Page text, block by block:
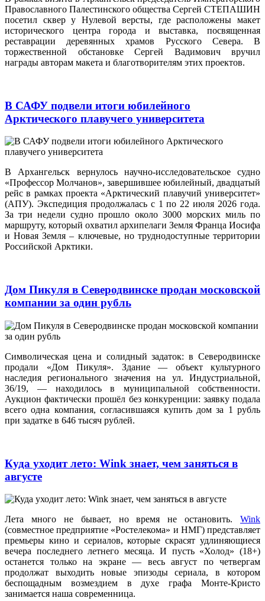
Православного Палестинского общества Сергей СТЕПАШИН
посетил сквер у Нулевой версты, где расположены макет
исторического центра города и выставка, посвященная
реставрации деревянных храмов Русского Севера. В
торжественной обстановке Сергей Вадимович вручил
награды авторам макета и благотворителям этих проектов.
В САФУ подвели итоги юбилейного
Арктического плавучего университета
В Архангельск вернулось научно-исследовательское судно
«Профессор Молчанов», завершившее юбилейный, двадцатый
рейс в рамках проекта «Арктический плавучий университет»
(АПУ). Экспедиция продолжалась с 1 по 22 июля 2026 года.
За три недели судно прошло около 3000 морских миль по
маршруту, который охватил архипелаги Земля Франца Иосифа
и Новая Земля – ключевые, но труднодоступные территории
Российской Арктики.
Дом Пикуля в Северодвинске продан московской
компании за один рубль
Символическая цена и солидный задаток: в Северодвинске
продали «Дом Пикуля». Здание — объект культурного
наследия регионального значения на ул. Индустриальной,
36/19, — находилось в муниципальной собственности.
Аукцион фактически прошёл без конкуренции: заявку подала
всего одна компания, согласившаяся купить дом за 1 рубль
при задатке в 646 тысяч рублей.
Куда уходит лето: Wink знает, чем заняться в
августе
Лета много не бывает, но время не остановить. Wink
(совместное предприятие «Ростелекома» и НМГ) представляет
премьеры кино и сериалов, которые скрасят удлиняющиеся
вечера последнего летнего месяца. И пусть «Холод» (18+)
останется только на экране — весь август по четвергам
продолжат выходить новые эпизоды сериала, в котором
беспощадным возмездием в духе графа Монте-Кристо
занимается наша современница.